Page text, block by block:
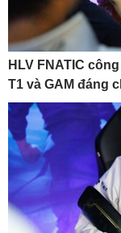
HLV FNATIC
T1 và GAM đáng